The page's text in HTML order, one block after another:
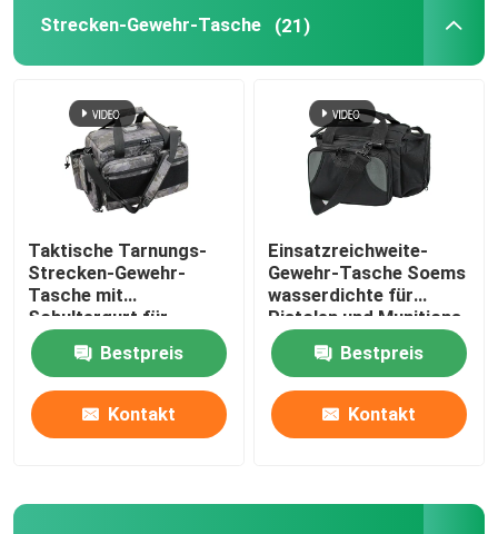
WASSERDICHTE GEWEHR-SOCKE
Strecken-Gewehr-Tasche (21)
Taktische Tarnungs-
Strecken-Gewehr-
Tasche mit
Schultergurt für
taktisches Schießen
Bestpreis
Kontakt
Einsatzreichweite-
Gewehr-Tasche Soems
wasserdichte für
Pistolen und Munitions-
schwarzes Grau
Bestpreis
Kontakt